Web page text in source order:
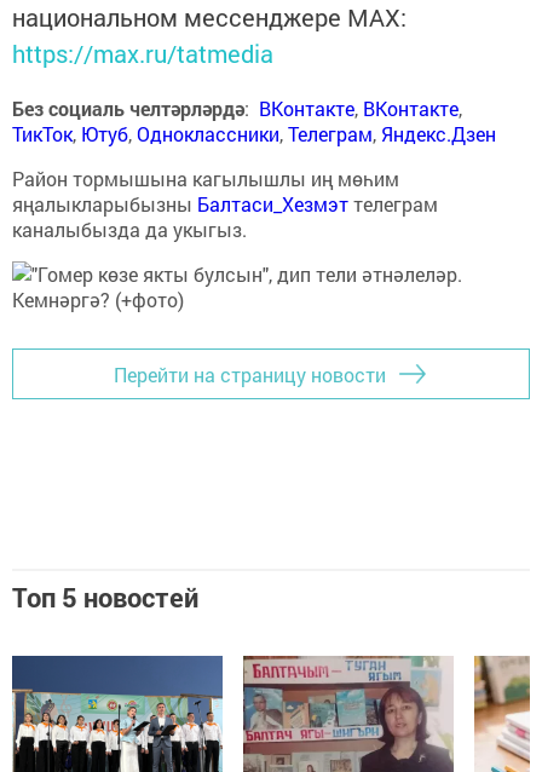
национальном мессенджере MАХ:
https://max.ru/tatmedia
Без социаль челтәрләрдә: ВКонтакте, ВКонтакте,
ТикТок, Ютуб,Одноклассники,Телеграм, Яндекс.Дзен
Район тормышына кагылышлы иң мөһим
яңалыкларыбызны Балтаси_Хезмэттелеграм
каналыбызда да укыгыз.
Перейти на страницу новости
Топ 5 новостей